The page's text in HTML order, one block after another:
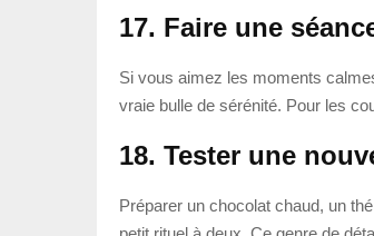
17. Faire une
Si vous aimez les moments
vraie bulle de sérénité. Pour les
18. Tester une
Préparer un chocolat chaud, un